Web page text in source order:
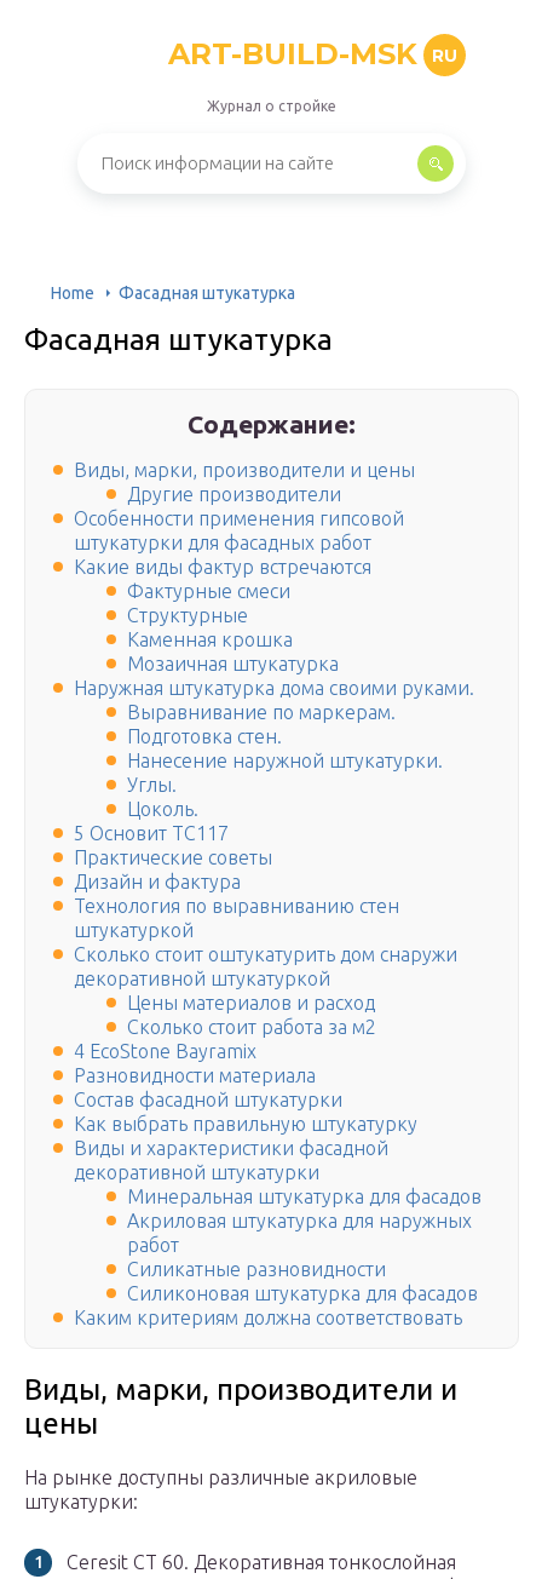
ART-BUILD-MSK RU
Журнал о стройке
Home Фасадная штукатурка
Фасадная штукатурка
Содержание:
Виды, марки, производители и цены
Другие производители
Особенности применения гипсовой
штукатурки для фасадных работ
Какие виды фактур встречаются
Фактурные смеси
Структурные
Каменная крошка
Мозаичная штукатурка
Наружная штукатурка дома своими руками.
Выравнивание по маркерам.
Подготовка стен.
Нанесение наружной штукатурки.
Углы.
Цоколь.
5 Основит TC117
Практические советы
Дизайн и фактура
Технология по выравниванию стен
штукатуркой
Сколько стоит оштукатурить дом снаружи
декоративной штукатуркой
Цены материалов и расход
Сколько стоит работа за м2
4 EcoStone Bayramix
Разновидности материала
Состав фасадной штукатурки
Как выбрать правильную штукатурку
Виды и характеристики фасадной
декоративной штукатурки
Минеральная штукатурка для фасадов
Акриловая штукатурка для наружных
работ
Силикатные разновидности
Силиконовая штукатурка для фасадов
Каким критериям должна соответствовать
Виды, марки, производители и
цены
На рынке доступны различные акриловые
штукатурки:
Ceresit СТ 60. Декоративная тонкослойная